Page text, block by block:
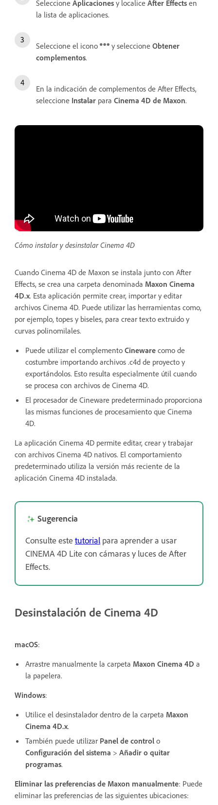
Seleccione Aplicaciones y localice After Effects en
la lista de aplicaciones.
Seleccione el icono y seleccione Obtener
complementos.
En la indicación de complementos de After Effects,
seleccione Instalar para Cinema 4D de Maxon.
Cómo instalar y desinstalar Cinema 4D
Cuando Cinema 4D de Maxon se instala junto con After
Effects, se crea una carpeta denominada Maxon Cinema
4D.x. Esta aplicación permite crear, importar y editar
archivos Cinema 4D. Puede utilizar las herramientas como,
por ejemplo, topes y biseles, para crear texto extruido y
curvas polinomilales.
Puede utilizar el complemento Cineware como de
costumbre importando archivos .c4d de proyecto y
exportándolos. Esto resulta especialmente útil cuando
se procesa con archivos de Cinema 4D.
El procesador de Cineware predeterminado proporciona
las mismas funciones de procesamiento que Cinema
4D.
La aplicación Cinema 4D permite editar, crear y trabajar
con archivos Cinema 4D nativos. El comportamiento
predeterminado utiliza la versión más reciente de la
aplicación Cinema 4D instalada.
Sugerencia
Consulte este tutorial para aprender a usar
CINEMA 4D Lite con cámaras y luces de After
Effects.
Desinstalación de Cinema 4D
macOS:
Arrastre manualmente la carpeta Maxon Cinema 4D a
la papelera.
Windows:
Utilice el desinstalador dentro de la carpeta Maxon
Cinema 4D.x.
También puede utilizar Panel de control o
Configuración del sistema > Añadir o quitar
programas.
Eliminar las preferencias de Maxon manualmente: Puede
eliminar las preferencias de las siguientes ubicaciones: